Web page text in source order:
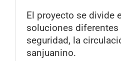
El proyecto se divide
soluciones diferentes
seguridad, la
sanjuanino.